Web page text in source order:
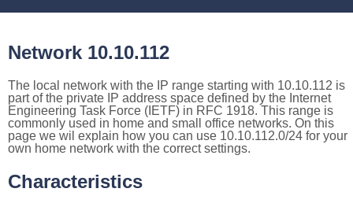
Network 10.10.112
The local network with the IP range starting with 10.10.112 is
part of the private IP address space defined by the Internet
Engineering Task Force (IETF) in RFC 1918. This range is
commonly used in home and small office networks. On this
page we wil explain how you can use 10.10.112.0/24 for your
own home network with the correct settings.
Characteristics